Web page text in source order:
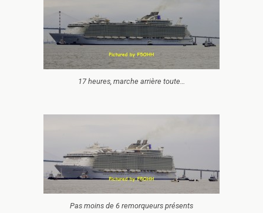
17 heures, marche arrière toute…
Pas moins de 6 remorqueurs présents